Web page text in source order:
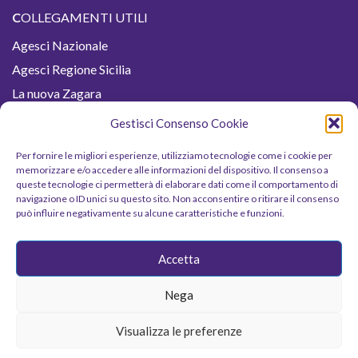
Gestisci Consenso Cookie
Per fornire le migliori esperienze, utilizziamo tecnologie come i cookie per
memorizzare e/o accedere alle informazioni del dispositivo. Il consenso a
queste tecnologie ci permetterà di elaborare dati come il comportamento di
navigazione o ID unici su questo sito. Non acconsentire o ritirare il consenso
può influire negativamente su alcune caratteristiche e funzioni.
Accetta
Nega
Visualizza le preferenze
COLLEGAMENTI UTILI
Agesci Nazionale
Agesci Regione Sicilia
La nuova Zagara
Fiordaliso
Sicilia Scout
Jamboree
Termini e condizioni
Cookie Policy (UE)
2023 Agesci © Zona dei Fenici. All rights reserved.